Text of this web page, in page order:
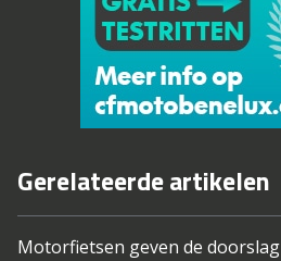
Gerelateerde artikelen
Motorfietsen geven de doorslag